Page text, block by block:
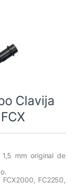
Clavija
mm original de
FC2250,